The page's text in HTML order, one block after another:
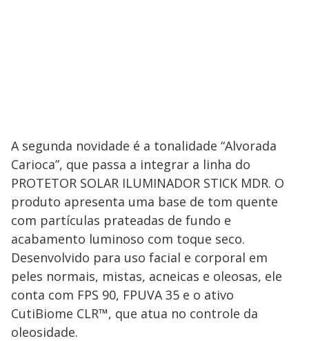
A segunda novidade é a tonalidade “Alvorada
Carioca”, que passa a integrar a linha do
PROTETOR SOLAR ILUMINADOR STICK MDR. O
produto apresenta uma base de tom quente
com partículas prateadas de fundo e
acabamento luminoso com toque seco.
Desenvolvido para uso facial e corporal em
peles normais, mistas, acneicas e oleosas, ele
conta com FPS 90, FPUVA 35 e o ativo
CutiBiome CLR™, que atua no controle da
oleosidade.